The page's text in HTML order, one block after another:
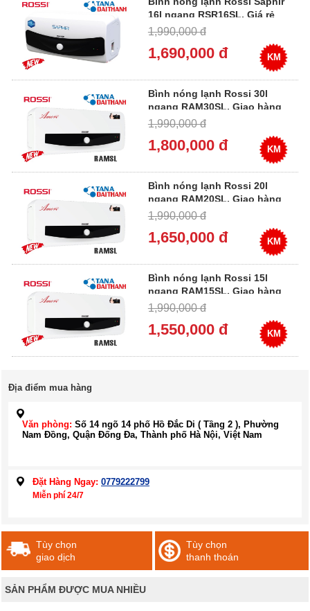
16l ngang RSR16SL, Giá rẻ
1,990,000 đ
1,690,000 đ KM
Bình nóng lạnh Rossi 30l
ngang RAM30SL, Giao hàng
ngay
1,990,000 đ
1,800,000 đ KM
Bình nóng lạnh Rossi 20l
ngang RAM20SL, Giao hàng
ngay
1,990,000 đ
1,650,000 đ KM
Bình nóng lạnh Rossi 15l
ngang RAM15SL, Giao hàng
ngay
1,990,000 đ
1,550,000 đ KM
Địa điểm mua hàng
Văn phòng: Số 14 ngõ 14 phố Hồ Đắc Di ( Tầng 2 ), Phường
Nam Đồng, Quận Đống Đa, Thành phố Hà Nội, Việt Nam
Đặt Hàng Ngay: 0779222799
Miễn phí 24/7
Tùy chọn
giao dịch
Tùy chọn
thanh thoán
SẢN PHẨM ĐƯỢC MUA NHIỀU